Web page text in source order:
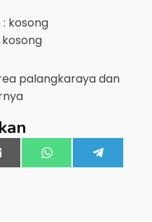
kosong
palangkarayadan
Share
on
Email Share
on
WhatsApp
on